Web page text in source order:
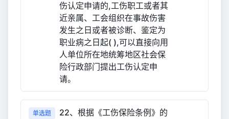
伤认定申请的,工伤职工或者其
近亲属、工会组织在事故伤害
发生之日或者被诊断、鉴定为
职业病之日起( ),可以直接向用
人单位所在地统筹地区社会保
险行政部门提出工伤认定申
请。
单选题
22、根据《工伤保险条例》的